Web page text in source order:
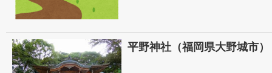
平野神社（福岡県大野城市）